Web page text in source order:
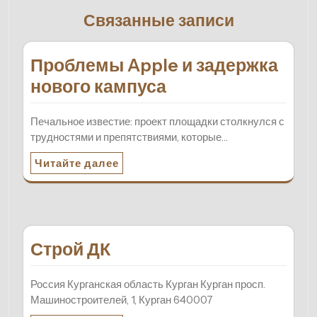
Связанные записи
Проблемы Apple и задержка
нового кампуса
Печальное известие: проект площадки столкнулся с
трудностями и препятствиями, которые…
Читайте далее
Строй ДК
Россия Курганская область Курган Курган просп.
Машиностроителей, 1, Курган 640007